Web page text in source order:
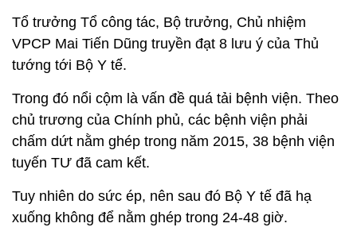
Tổ trưởng Tổ công tác, Bộ trưởng, Chủ nhiệm
VPCP Mai Tiến Dũng truyền đạt 8 lưu ý của Thủ
tướng tới Bộ Y tế.
Trong đó nổi cộm là vấn đề quá tải bệnh viện. Theo
chủ trương của Chính phủ, các bệnh viện phải
chấm dứt nằm ghép trong năm 2015, 38 bệnh viện
tuyến TƯ đã cam kết.
Tuy nhiên do sức ép, nên sau đó Bộ Y tế đã hạ
xuống không để nằm ghép trong 24-48 giờ.